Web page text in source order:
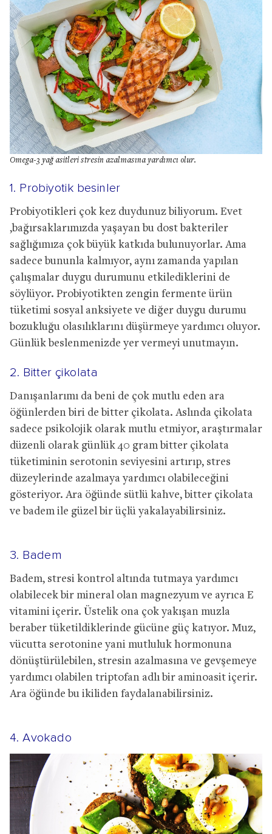
Omega-3 yağ asitleri stresin azalmasına yardımcı olur.
1. Probiyotik besinler
Probiyotikleri çok kez duydunuz biliyorum. Evet
,bağırsaklarımızda yaşayan bu dost bakteriler
sağlığımıza çok büyük katkıda bulunuyorlar. Ama
sadece bununla kalmıyor, aynı zamanda yapılan
çalışmalar duygu durumunu etkilediklerini de
söylüyor. Probiyotikten zengin fermente ürün
tüketimi sosyal anksiyete ve diğer duygu durumu
bozukluğu olasılıklarını düşürmeye yardımcı oluyor.
Günlük beslenmenizde yer vermeyi unutmayın.
2. Bitter çikolata
Danışanlarımı da beni de çok mutlu eden ara
öğünlerden biri de bitter çikolata. Aslında çikolata
sadece psikolojik olarak mutlu etmiyor, araştırmalar
düzenli olarak günlük 40 gram bitter çikolata
tüketiminin serotonin seviyesini artırıp, stres
düzeylerinde azalmaya yardımcı olabileceğini
gösteriyor. Ara öğünde sütlü kahve, bitter çikolata
ve badem ile güzel bir üçlü yakalayabilirsiniz.
3. Badem
Badem, stresi kontrol altında tutmaya yardımcı
olabilecek bir mineral olan magnezyum ve ayrıca E
vitamini içerir. Üstelik ona çok yakışan muzla
beraber tüketildiklerinde gücüne güç katıyor. Muz,
vücutta serotonine yani mutluluk hormonuna
dönüştürülebilen, stresin azalmasına ve gevşemeye
yardımcı olabilen triptofan adlı bir aminoasit içerir.
Ara öğünde bu ikiliden faydalanabilirsiniz.
4. Avokado